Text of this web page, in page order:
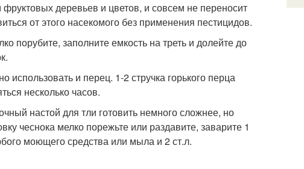
деревьев и цветов, и совсем не переносит
от этого насекомого без применения пестицидов.
порубите, заполните емкость на треть и долейте до
и перец. 1-2 стручка горького перца
несколько часов.
настой для тли готовить немного сложнее, но
чеснока мелко порежьте или раздавите, заварите 1
моющего средства или мыла и 2 ст.л.